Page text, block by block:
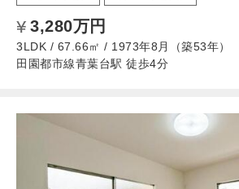
3,280万円
3LDK / 67.66㎡ / 1973年8月（築53年）
田園都市線青葉台駅 徒歩4分